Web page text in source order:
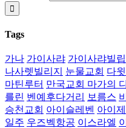
Tags
가나 가이사랴 가이사랴빌
나사렛빌리지
눈물교회 다
마틴루터 만국교회 마가의
를린 벤예후다거리 보름스
승천교회 아이슬레벤 아이
일주 우즈벡항공 이스라엘